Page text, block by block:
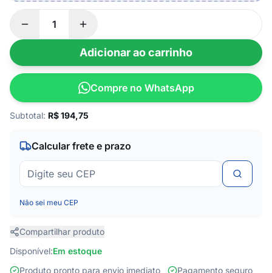
Adicionar ao carrinho
Compre no WhatsApp
Subtotal: R$194,75
Calcular frete e prazo
Não sei meu CEP
Compartilhar produto
Disponível:Em estoque
Produto pronto para envio imediato
Pagamento seguro